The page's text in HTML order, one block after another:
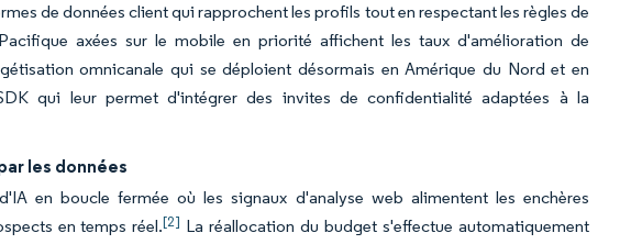
de données client qui rapprochent les profils tout en respectant les règles de
axées sur le mobile en priorité affichent les taux d'amélioration de
omnicanale qui se déploient désormais en Amérique du Nord et en
qui leur permet d'intégrer des invites de confidentialité adaptées à la
les données
en boucle fermée où les signaux d'analyse web alimentent les enchères
en temps réel.[2] La réallocation du budget s'effectue automatiquement